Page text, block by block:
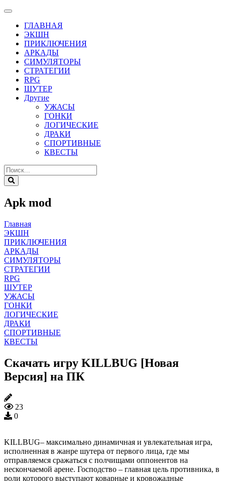
ГЛАВНАЯ
ЭКШН
ПРИКЛЮЧЕНИЯ
АРКАДЫ
СИМУЛЯТОРЫ
СТРАТЕГИИ
RPG
ШУТЕР
Другие
УЖАСЫ
ГОНКИ
ЛОГИЧЕСКИЕ
ДРАКИ
СПОРТИВНЫЕ
КВЕСТЫ
Apk mod
Главная
ЭКШН
ПРИКЛЮЧЕНИЯ
АРКАДЫ
СИМУЛЯТОРЫ
СТРАТЕГИИ
RPG
ШУТЕР
УЖАСЫ
ГОНКИ
ЛОГИЧЕСКИЕ
ДРАКИ
СПОРТИВНЫЕ
КВЕСТЫ
Скачать игру KILLBUG [Новая
Версия] на ПК
23
0
KILLBUG– максимально динамичная и увлекательная игра,
исполненная в жанре шутера от первого лица, где мы
отправляемся сражаться с полчищами оппонентов на
нескончаемой арене. Господство – главная цель противника, в
роли которого выступают коварные и кровожадные